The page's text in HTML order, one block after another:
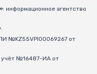
: информационное агентство
№KZ55VPI00069267 от
учёт №16487-ИА от